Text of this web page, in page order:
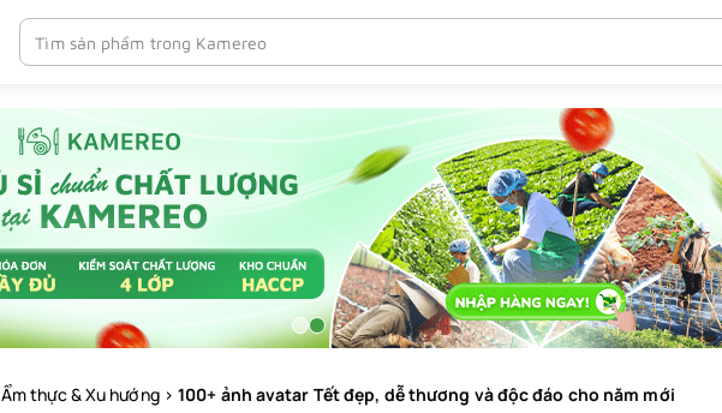
Ẩm thực & Xu hướng>100+ ảnh avatar Tết đẹp, dễ thương và độc đáo cho năm mới